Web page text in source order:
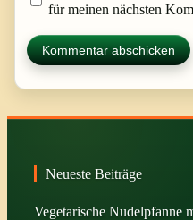
für meinen nächsten
Neueste Beiträge
Vegetarische Nudelpfanne